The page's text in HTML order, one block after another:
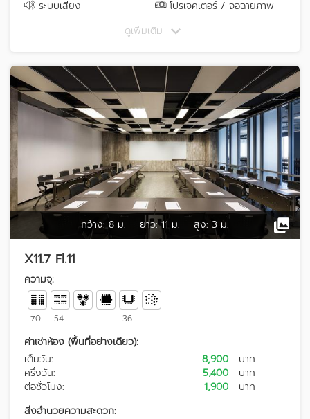
ระบบเสียง
โปรเจคเตอร์ / จอฉายภาพ
ดูเพิ่มเติม
กว้าง: 8 ม. ยาว: 11 ม. สูง: 3 ม.
X11.7 Fl.11
ความจุ:
70 54 36
ค่าเช่าห้อง (พื้นที่อย่างเดียว):
เต็มวัน:
8,900
บาท
ครึ่งวัน:
5,400
บาท
ต่อชั่วโมง:
1,900
บาท
สิ่งอำนวยความสะดวก: